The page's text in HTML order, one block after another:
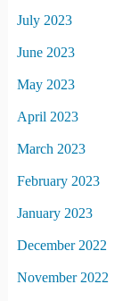
July 2023
June 2023
May 2023
April 2023
March 2023
February 2023
January 2023
December 2022
November 2022